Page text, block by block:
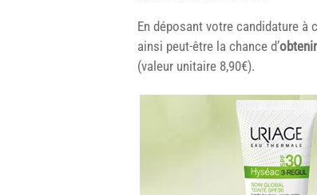
En déposant votre candidature à
ainsi peut-être la chance d’
(valeur unitaire 8,90€).